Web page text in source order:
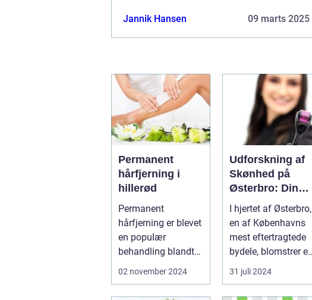
Jannik Hansen 09 marts 2025
Permanent
hårfjerning i
hillerød
Permanent
hårfjerning er blevet
en populær
behandling blandt
både mænd og kv...
02 november 2024
Udforskning af
Skønhed på
Østerbro: Din
Destination for
Æstetiske
Behandlinger
I hjertet af Østerbro,
en af Københavns
mest eftertragtede
bydele, blomstrer et
evigt ...
31 juli 2024